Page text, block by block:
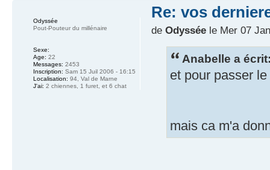
Re: vos
de Odysséele Mer 07
Anabelle a
et pour passer
mais ca m'a
Odyssée
Pout-Pouteur du millénaire
Sexe:
Age: 22
Messages: 2453
Inscription: Sam 15 Juil 2006 - 16:15
Localisation: 94, Val de Marne
J'ai: 2 chiennes, 1 furet, et 6 chat